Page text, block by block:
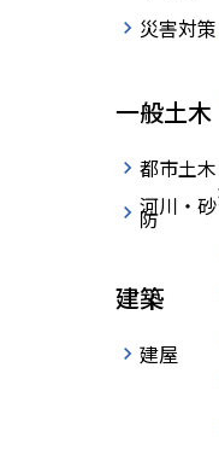
災害対策
一般土木
都市土木
河川・砂
防
建築
建屋
ポンプ設
カルシ
よび方法
配管補修